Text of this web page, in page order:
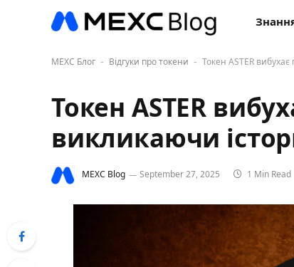
MEXC Блог - Відгуки про токени - Токен ASTER
Токен ASTER
викликаючи
MEXC Blog September 27, 2025 1 Min Read